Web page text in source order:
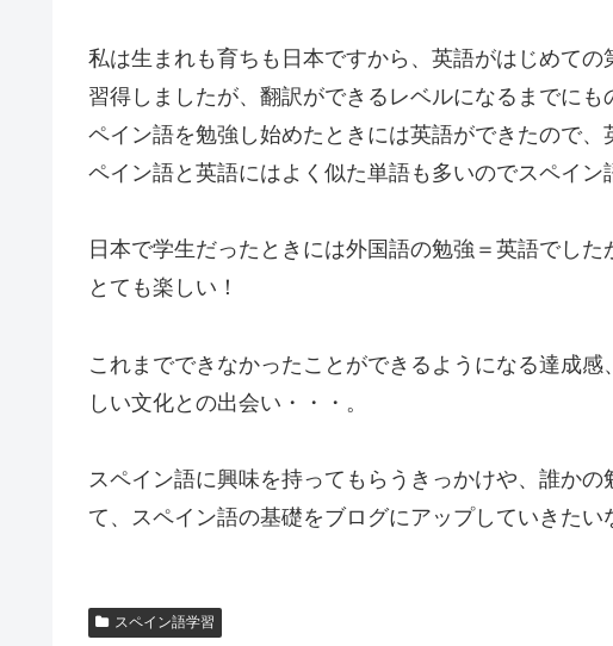
私は生まれも育ちも日本ですから、英語がはじめて
習得しましたが、翻訳ができるレベルになるまでに
ペイン語を勉強し始めたときには英語ができたので
ペイン語と英語にはよく似た単語も多いのでスペイン
日本で学生だったときには外国語の勉強＝英語でし
とても楽しい！
これまでできなかったことができるようになる達成
しい文化との出会い・・・。
スペイン語に興味を持ってもらうきっかけや、誰か
て、スペイン語の基礎をブログにアップしていきたい
スペイン語学習